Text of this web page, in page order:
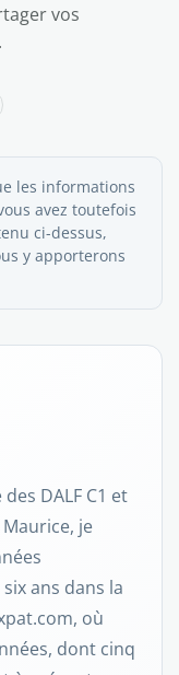
vos
les informations
avez toutefois
ci-dessus,
y apporterons
DALF C1 et
je
ans dans la
où
dont cinq